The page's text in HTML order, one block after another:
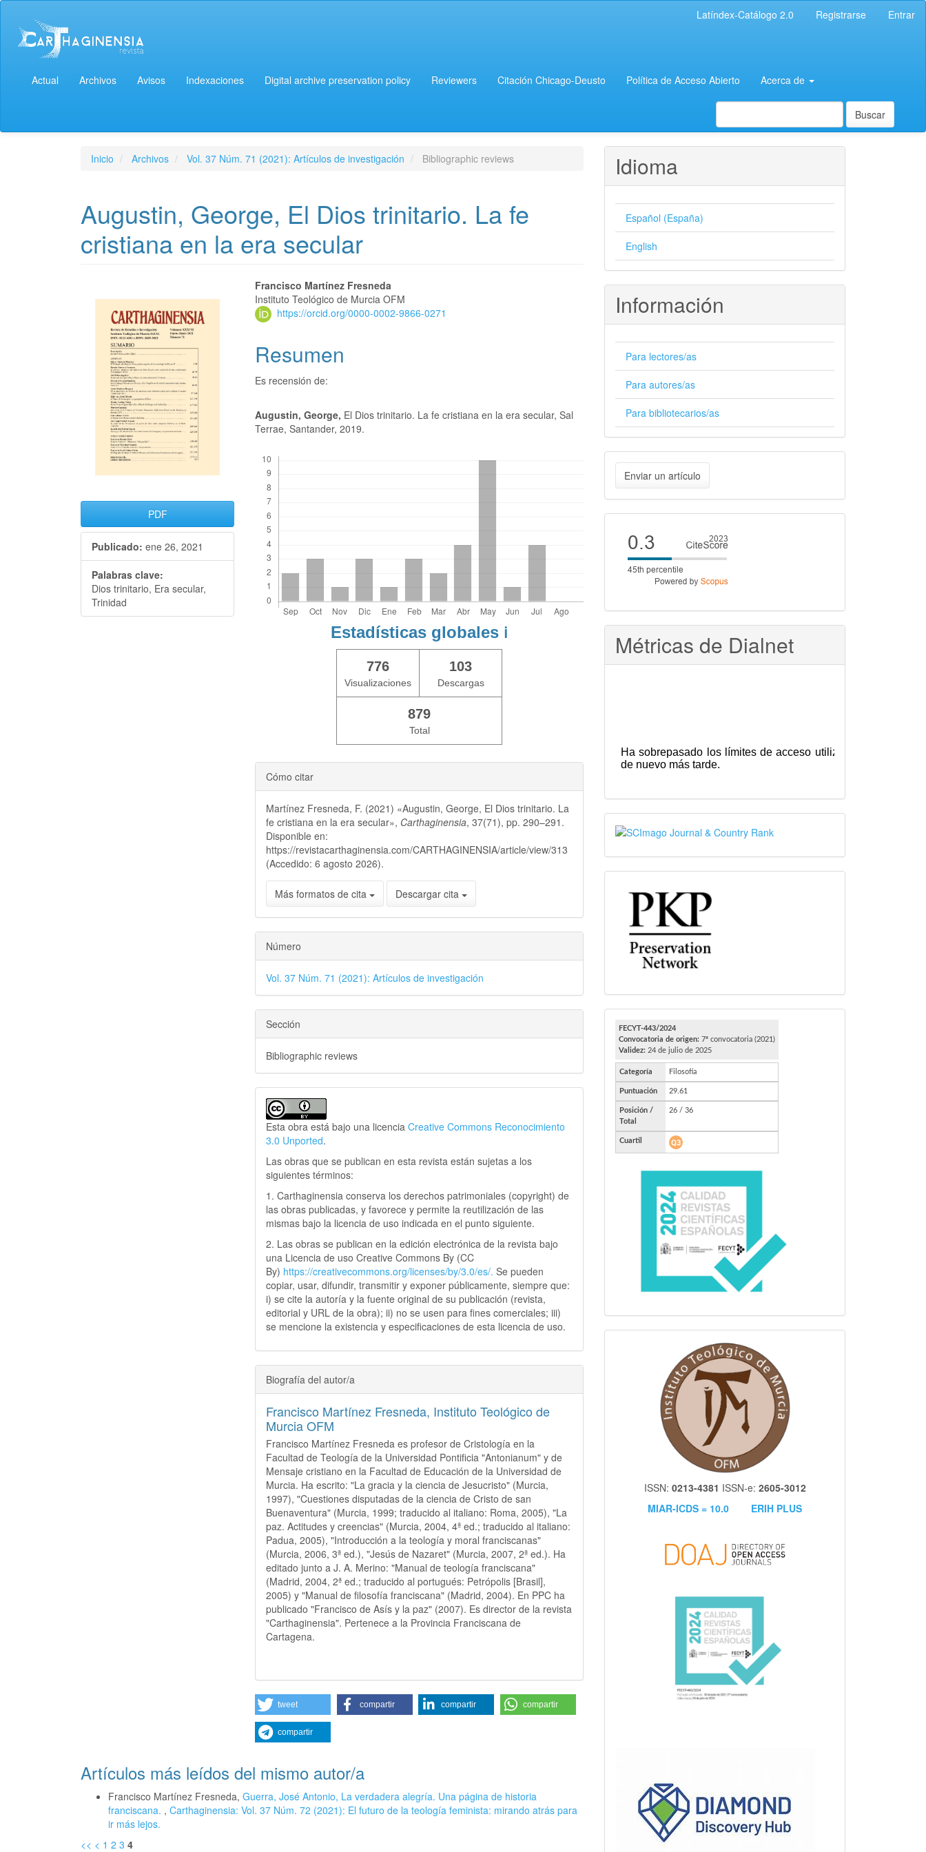
Latíndex-Catálogo 2.0 Registrarse Entrar
Actual Archivos Avisos Indexaciones Digital archive preservation policy Reviewers Citación Chicago-Deusto Política de Acceso Abierto Acerca de
Buscar
Inicio Archivos Vol. 37 Núm. 71 (2021): Artículos de investigación Bibliographic reviews
Augustin, George, El Dios trinitario. La fe
cristiana en la era secular
PDF
Publicado: ene 26, 2021
Palabras clave:
Dios trinitario, Era secular,
Trinidad
Francisco Martínez Fresneda
Instituto Teológico de Murcia OFM
https://orcid.org/0000-0002-9866-0271
Resumen
Es recensión de:
Augustin, George, El Dios trinitario. La fe cristiana en la era secular, Sal
Terrae, Santander, 2019.
Estadísticas globales ℹ️
776
Visualizaciones
103
Descargas
879
Total
Cómo citar
Martínez Fresneda, F. (2021) «Augustin, George, El Dios trinitario. La
fe cristiana en la era secular», Carthaginensia, 37(71), pp. 290–291.
Disponible en:
https://revistacarthaginensia.com/CARTHAGINENSIA/article/view/313
(Accedido: 6 agosto 2026).
Más formatos de cita Descargar cita
Número
Vol. 37 Núm. 71 (2021): Artículos de investigación
Sección
Bibliographic reviews
Esta obra está bajo una licenciaCreative Commons Reconocimiento
3.0 Unported.
Las obras que se publican en esta revista están sujetas a los
siguientes términos:
1. Carthaginensia conserva los derechos patrimoniales (copyright) de
las obras publicadas, y favorece y permite la reutilización de las
mismas bajo la licencia de uso indicada en el punto siguiente.
2. Las obras se publican en la edición electrónica de la revista bajo
una Licencia de uso Creative Commons By (CC
By) https://creativecommons.org/licenses/by/3.0/es/.Se pueden
copiar, usar, difundir, transmitir y exponer públicamente, siempre que:
i) se cite la autoría y la fuente original de su publicación (revista,
editorial y URL de la obra); ii) no se usen para fines comerciales; iii)
se mencione la existencia y especificaciones de esta licencia de uso.
Biografía del autor/a
Francisco Martínez Fresneda, Instituto Teológico de
Murcia OFM
Francisco Martínez Fresneda es profesor de Cristología en la
Facultad de Teología de la Universidad Pontificia "Antonianum" y de
Mensaje cristiano en la Facultad de Educación de la Universidad de
Murcia. Ha escrito: "La gracia y la ciencia de Jesucristo" (Murcia,
1997), "Cuestiones disputadas de la ciencia de Cristo de san
Buenaventura" (Murcia, 1999; traducido al italiano: Roma, 2005), "La
paz. Actitudes y creencias" (Murcia, 2004, 4ª ed.; traducido al italiano:
Padua, 2005), "Introducción a la teología y moral franciscanas"
(Murcia, 2006, 3ª ed.), "Jesús de Nazaret" (Murcia, 2007, 2ª ed.). Ha
editado junto a J. A. Merino: "Manual de teología franciscana"
(Madrid, 2004, 2ª ed.; traducido al portugués: Petrópolis [Brasil],
2005) y "Manual de filosofía franciscana" (Madrid, 2004). En PPC ha
publicado "Francisco de Asís y la paz" (2007). Es director de la revista
"Carthaginensia". Pertenece a la Provincia Franciscana de
Cartagena.
tweet compartir compartir compartir
compartir
Artículos más leídos del mismo autor/a
Francisco Martínez Fresneda, Guerra, José Antonio, La verdadera alegría. Una página de historia
franciscana. , Carthaginensia: Vol. 37 Núm. 72 (2021): El futuro de la teología feminista: mirando atrás para
ir más lejos.
<< < 1 2 3 4
Idioma
Español (España)
English
Información
Para lectores/as
Para autores/as
Para bibliotecarios/as
Enviar
un
artículo
Enviar un artículo
Cite
score
Métricas de Dialnet
SJR
PKP
FECYT
ISSN: 0213-4381 ISSN-e: 2605-3012
MIAR-ICDS = 10.0
ERIH PLUS